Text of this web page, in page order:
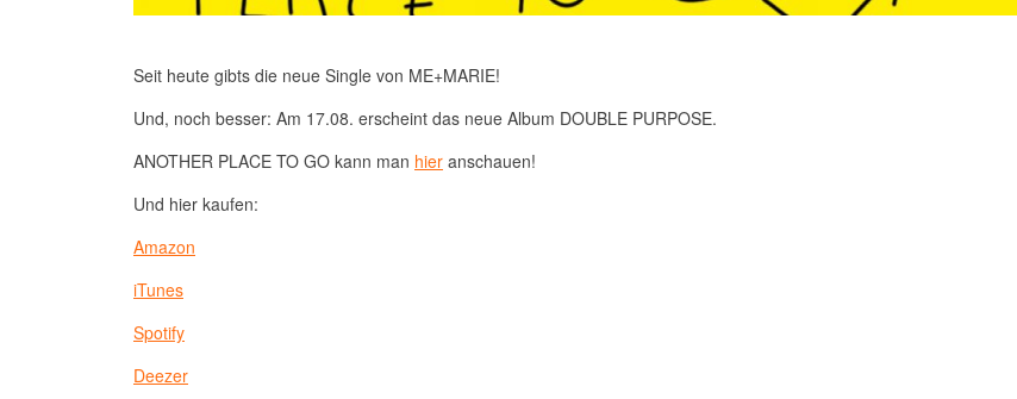
Seit heute gibts die neue Single von ME+MARIE!
Und, noch besser: Am 17.08. erscheint das neue Album DOUBLE PURPOSE.
ANOTHER PLACE TO GO kann man hier anschauen!
Und hier kaufen:
Amazon
iTunes
Spotify
Deezer